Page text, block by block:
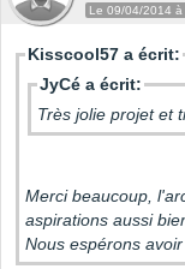
Le 09/04/2014 à
Kisscool57 a écrit:
JyCé a écrit:
Très jolie projet et
Merci beaucoup,
aspirations aussi
Nous espérons